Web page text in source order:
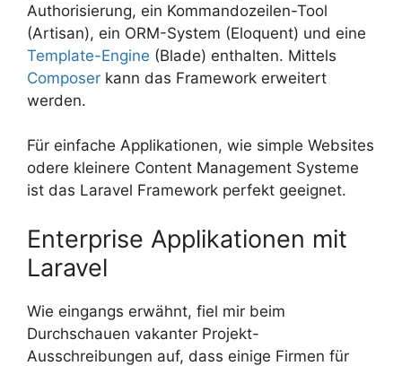
Authorisierung, ein Kommandozeilen-Tool
(Artisan), ein ORM-System (Eloquent) und eine
Template-Engine (Blade) enthalten. Mittels
Composer kann das Framework erweitert
werden.
Für einfache Applikationen, wie simple Websites
odere kleinere Content Management Systeme
ist das Laravel Framework perfekt geeignet.
Enterprise Applikationen mit
Laravel
Wie eingangs erwähnt, fiel mir beim
Durchschauen vakanter Projekt-
Ausschreibungen auf, dass einige Firmen für